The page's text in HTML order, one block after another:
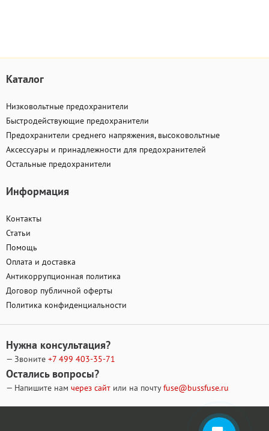
Каталог
Низковольтные предохранители
Быстродействующие предохранители
Предохранители среднего напряжения, высоковольтные
Аксессуары и принадлежности для предохранителей
Остальные предохранители
Информация
Контакты
Статьи
Помощь
Оплата и доставка
Антикоррупционная политика
Договор публичной оферты
Политика конфиденциальности
Нужна консультация?
— Звоните +7 499 403-35-71
Остались вопросы?
— Напишите нам через сайт или на почтуfuse@bussfuse.ru